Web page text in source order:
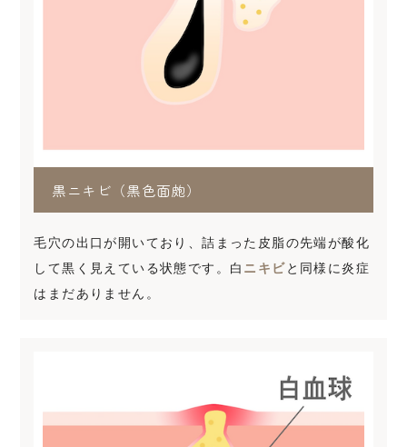
黒ニキビ（黒色面皰）
毛穴の出口が開いており、詰まった皮脂の先端が酸化
して黒く見えている状態です。白 ニキビと同様に炎症
はまだありません。